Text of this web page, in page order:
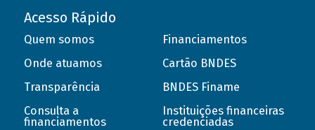
Acesso Rápido
Quem somos
Onde atuamos
Transparência
Consulta a
financiamentos
Financiamentos
Cartão BNDES
BNDES Finame
Instituições financeiras
credenciadas